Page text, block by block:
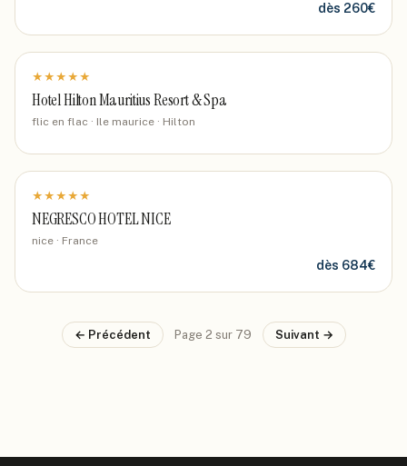
dès 260€
★ ★ ★ ★ ★
Hotel Hilton Mauritius Resort & Spa
flic en flac · Ile maurice · Hilton
★ ★ ★ ★ ★
NEGRESCO HOTEL NICE
nice · France
dès 684€
← Précédent Page 2 sur 79 Suivant →